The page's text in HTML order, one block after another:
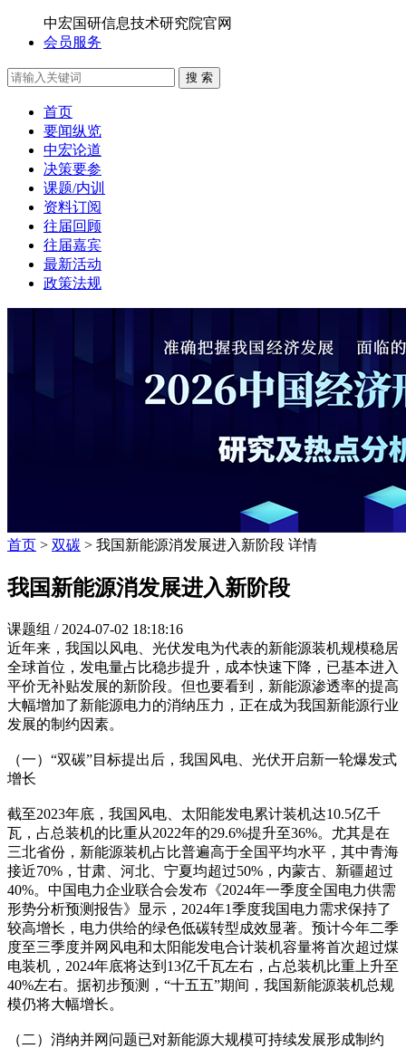
中宏国研信息技术研究院官网
会员服务
搜 索
首页
要闻纵览
中宏论道
决策要参
课题/内训
资料订阅
往届回顾
往届嘉宾
最新活动
政策法规
首页 > 双碳 > 我国新能源消发展进入新阶段 详情
我国新能源消发展进入新阶段
课题组 / 2024-07-02 18:18:16
近年来，我国以风电、光伏发电为代表的新能源装机规模稳居
全球首位，发电量占比稳步提升，成本快速下降，已基本进入
平价无补贴发展的新阶段。但也要看到，新能源渗透率的提高
大幅增加了新能源电力的消纳压力，正在成为我国新能源行业
发展的制约因素。
（一）“双碳”目标提出后，我国风电、光伏开启新一轮爆发式
增长
截至2023年底，我国风电、太阳能发电累计装机达10.5亿千
瓦，占总装机的比重从2022年的29.6%提升至36%。尤其是在
三北省份，新能源装机占比普遍高于全国平均水平，其中青海
接近70%，甘肃、河北、宁夏均超过50%，内蒙古、新疆超过
40%。中国电力企业联合会发布《2024年一季度全国电力供需
形势分析预测报告》显示，2024年1季度我国电力需求保持了
较高增长，电力供给的绿色低碳转型成效显著。预计今年二季
度至三季度并网风电和太阳能发电合计装机容量将首次超过煤
电装机，2024年底将达到13亿千瓦左右，占总装机比重上升至
40%左右。据初步预测，“十五五”期间，我国新能源装机总规
模仍将大幅增长。
（二）消纳并网问题已对新能源大规模可持续发展形成制约